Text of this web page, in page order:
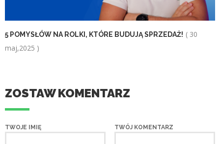
5 POMYSŁÓW NA ROLKI, KTÓRE BUDUJĄ SPRZEDAŻ! ( 30
maj,2025 )
ZOSTAW KOMENTARZ
TWÓJ KOMENTARZ
TWOJE IMIĘ